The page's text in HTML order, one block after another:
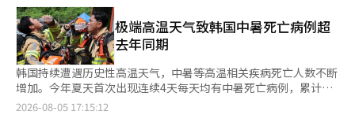
府相关人士透露，新的制度名称可能借鉴农村基本收入、青年基本
收入等现有制度，命名为儿童基本收入。 现有的三项普惠育儿补
贴在发放对象、发放时间及方式上各不相同。其中父母补贴面向0-
1岁婴幼儿家庭发放，0
极端高温天气致韩国中暑死亡病例超
去年同期
韩国持续遭遇历史性高温天气，中暑等高温相关疾病死亡人数不断
增加。今年夏天首次出现连续4天每天均有中暑死亡病例，累计死
亡人数升至21人，已超过去年同期水平，显示今夏高温的致命性明
2026-08-05 17:15:12